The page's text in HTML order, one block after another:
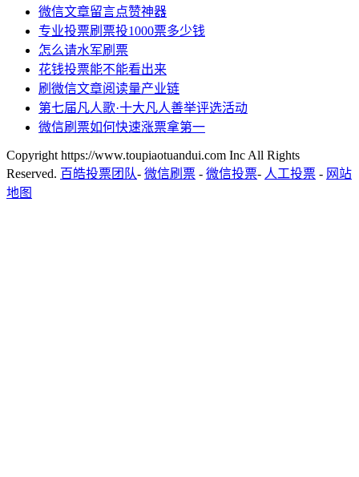
微信文章留言点赞神器
专业投票刷票投1000票多少钱
怎么请水军刷票
花钱投票能不能看出来
刷微信文章阅读量产业链
第七届凡人歌·十大凡人善举评选活动
微信刷票如何快速涨票拿第一
Copyright https://www.toupiaotuandui.com Inc All Rights
Reserved. 百皓投票团队- 微信刷票 - 微信投票- 人工投票 - 网站
地图